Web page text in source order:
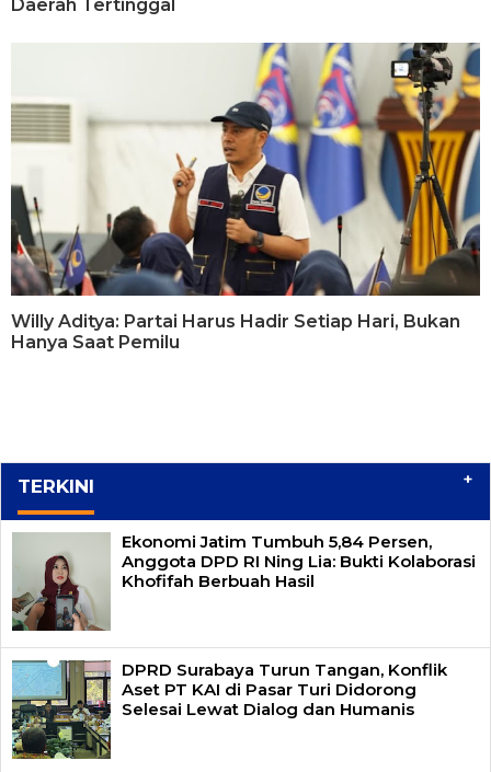
Daerah Tertinggal
Willy Aditya: Partai Harus Hadir Setiap Hari, Bukan
Hanya Saat Pemilu
TERKINI +
Ekonomi Jatim Tumbuh 5,84 Persen,
Anggota DPD RI Ning Lia: Bukti Kolaborasi
Khofifah Berbuah Hasil
DPRD Surabaya Turun Tangan, Konflik
Aset PT KAI di Pasar Turi Didorong
Selesai Lewat Dialog dan Humanis